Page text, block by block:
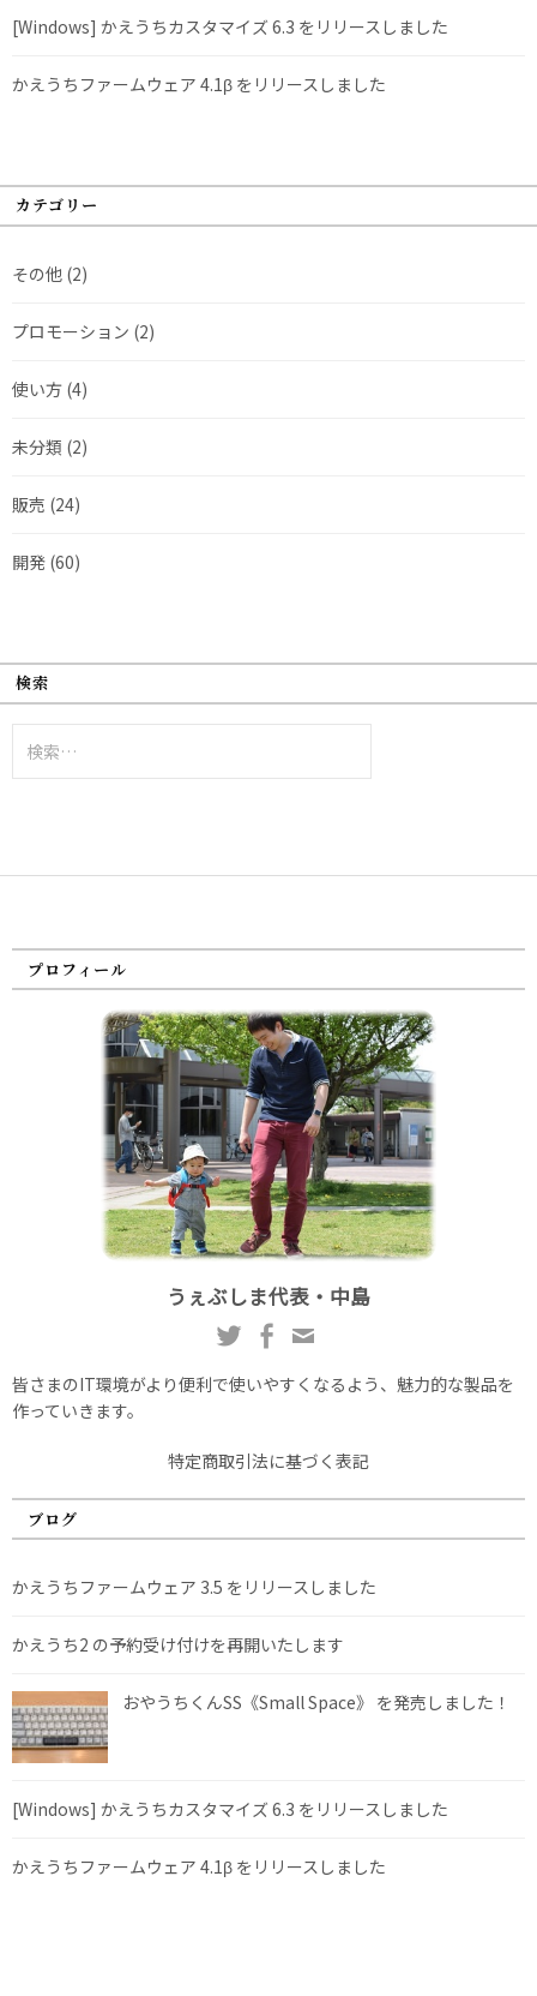
[Windows] かえうちカスタマイズ 6.3 をリリースしました
かえうちファームウェア 4.1β をリリースしました
カテゴリー
その他 (2)
プロモーション (2)
使い方 (4)
未分類 (2)
販売 (24)
開発 (60)
検索
索:
プロフィール
うぇぶしま代表・中島
皆さまのIT環境がより便利で使いやすくなるよう、魅力的な製品を
作っていきます。
特定商取引法に基づく表記
ブログ
かえうちファームウェア 3.5 をリリースしました
かえうち2 の予約受け付けを再開いたします
おやうちくんSS《Small Space》 を発売しました！
[Windows] かえうちカスタマイズ 6.3 をリリースしました
かえうちファームウェア 4.1β をリリースしました